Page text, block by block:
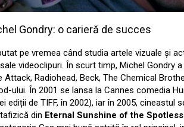
Gondry: o carieră de succes
pe vremea când studia artele vizuale și
videoclipuri. În scurt timp, Michel Gondry
Attack, Radiohead, Beck, The Chemical
ului. În 2001 se lansa la Cannes comedia
ediții de TIFF, în 2002), iar în 2005,
din Eternal Sunshine of the